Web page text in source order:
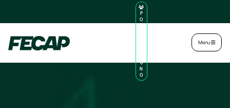
P
O
U
N
O
Menu